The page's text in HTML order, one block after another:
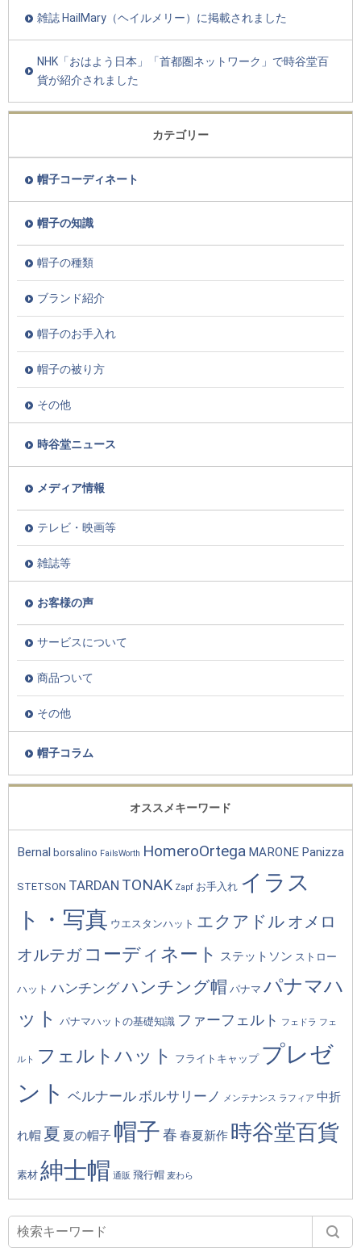
雑誌 HailMary（ヘイルメリー）に掲載されました
NHK「おはよう日本」「首都圏ネットワーク」で時谷堂百
貨が紹介されました
カテゴリー
帽子コーディネート
帽子の知識
帽子の種類
ブランド紹介
帽子のお手入れ
帽子の被り方
その他
時谷堂ニュース
メディア情報
テレビ・映画等
雑誌等
お客様の声
サービスについて
商品ついて
その他
帽子コラム
オススメキーワード
Bernal borsalino FailsWorth HomeroOrtega MARONE Panizza
STETSON TARDAN TONAK Zapf お手入れ イラス
ト・写真 ウエスタンハット エクアドル オメロ
オルテガ コーディネート ステットソン ストロー
ハット ハンチングハンチング帽 パナマ パナマハ
ット
パナマハットの基礎知識 ファーフェルト フェドラ フェ
ルト フェルトハット フライトキャップ プレゼ
ント ベルナール ボルサリーノ メンテナンス ラフィア 中折
れ帽 夏 夏の帽子 帽子春 春夏新作 時谷堂百貨
素材 紳士帽 通販 飛行帽 麦わら